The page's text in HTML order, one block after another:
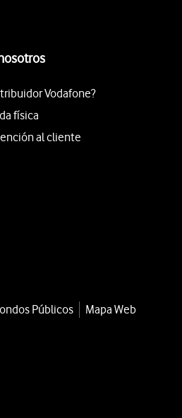
Vodafone?
física
al cliente
Públicos
Mapa Web